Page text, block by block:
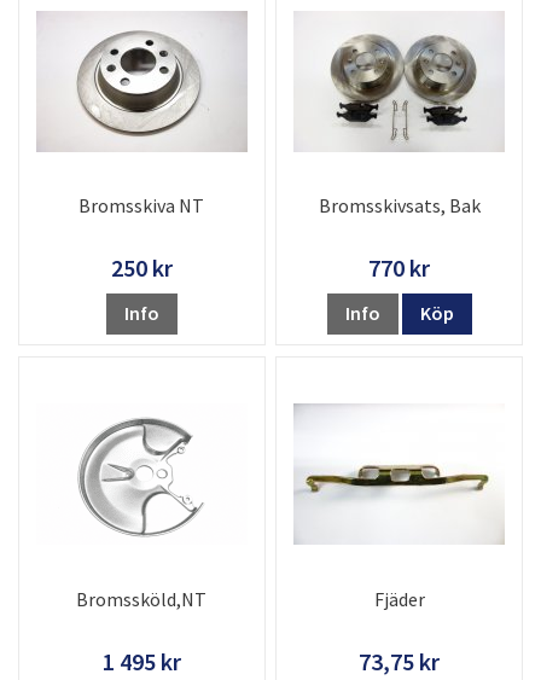
Bromsskiva NT
250 kr
Info
Bromsskivsats, Bak
770 kr
Info Köp
Bromssköld,NT
1 495 kr
Fjäder
73,75 kr